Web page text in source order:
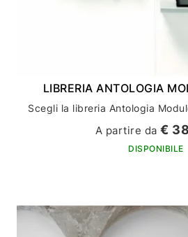
LIBRERIA ANTOLOGIA
A partire da€
DISPONIBILE